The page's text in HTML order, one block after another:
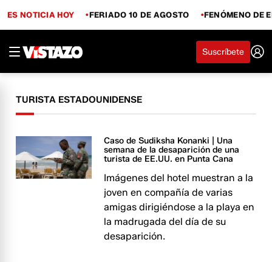
ES NOTICIA HOY FERIADO 10 DE AGOSTO FENÓMENO DE
Suscríbete
TURISTA ESTADOUNIDENSE
Caso de Sudiksha Konanki | Una
semana de la desaparición de una
turista de EE.UU. en Punta Cana
Imágenes del hotel muestran a la
joven en compañía de varias
amigas dirigiéndose a la playa en
la madrugada del día de su
desaparición.